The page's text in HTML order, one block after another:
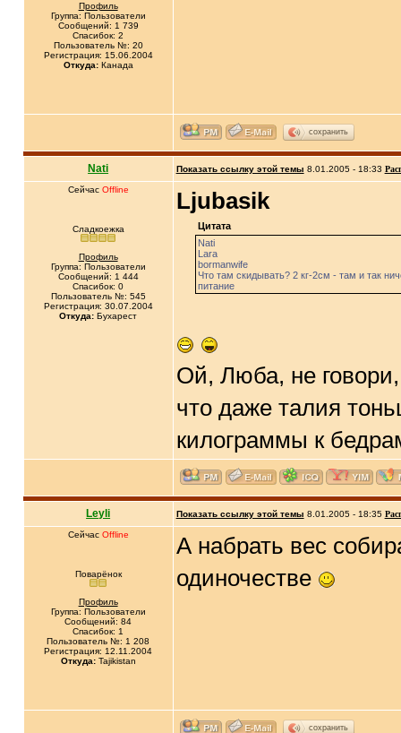
Профиль
Группа: Пользователи
Сообщений: 1 739
Спасибок: 2
Пользователь №: 20
Регистрация: 15.06.2004
Откуда:Канада
сохранить
Nati Показать ссылку этой темы 8.01.2005 - 18:33
Сейчас Offline
Сладкоежка
Профиль
Группа: Пользователи
Сообщений: 1 444
Спасибок: 0
Пользователь №: 545
Регистрация: 30.07.2004
Откуда: Бухарест
Ljubasik
Цитата
Nati
Lara
bormanwife
Что там скидывать? 2 кг-2см - там и так
питание
Ой, Люба, не
что даже талия
килограммы к
Leyli Показать ссылку этой темы 8.01.2005 - 18:35
Сейчас Offline
Поварёнок
Профиль
Группа: Пользователи
Сообщений: 84
Спасибок: 1
Пользователь №: 1 208
Регистрация: 12.11.2004
Откуда:Tajikistan
А набрать вес
одиночестве
сохранить